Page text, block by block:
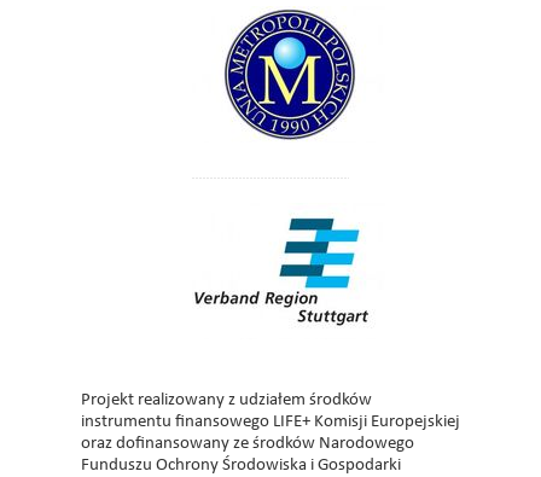
Projekt realizowany z udziałem środków
instrumentu finansowego LIFE+ Komisji Europejskiej
oraz dofinansowany ze środków Narodowego
Funduszu Ochrony Środowiska i Gospodarki